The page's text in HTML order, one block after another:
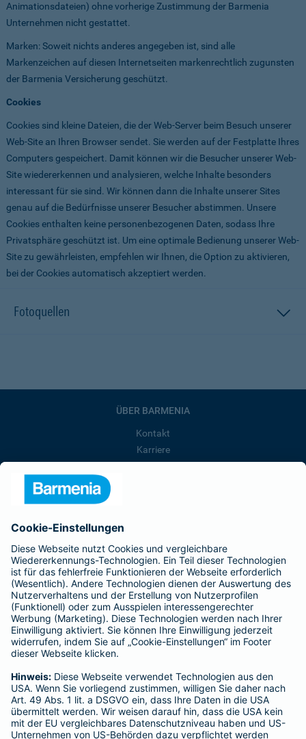
Animationsdateien) ohne vorherige Zustimmung der Barmenia
Unternehmen nicht gestattet.
Marken: Soweit nichts anderes angegeben ist, sind alle
Markenzeichen auf diesen Internetseiten markenrechtlich zugunsten
der Barmenia Versicherung geschützt.
Cookies
Cookies sind kleine Dateien, die der Web-Server beim Besuch unserer
Web-Site an Ihren Browser sendet. Sie werden auf der Festplatte Ihres
Computers gespeichert. Damit können wir die Besucher unserer Web-
Site wiedererkennen und analysieren, welche Inhalte besonders
interessant für sie sind. Wir können dann die Inhalte unserer Sites
genau auf die Bedürfnisse unserer Besucher abstimmen. Unsere
Cookies enthalten keine personenbezogenen Daten, sodass Ihre
Privatsphäre geschützt ist. Um eine optimale Bedienung unserer Web-
Site zu gewährleisten, empfehlen wir Ihnen, die Option zu aktivieren,
bei der Cookies automatisch akzeptiert werden.
Fotoquellen
ÜBER BARMENIA
Kontakt
Karriere
Barmenia ist Teil der BarmeniaGothaer
BELIEBTE SEITEN
Kranken-Zusatzversicherung
Tierversicherungen
Haftpflichtversicherung
Hausratversicherung
Adresse ändern
Schaden melden
Kilometerstandsmeldung
Serviceübersicht